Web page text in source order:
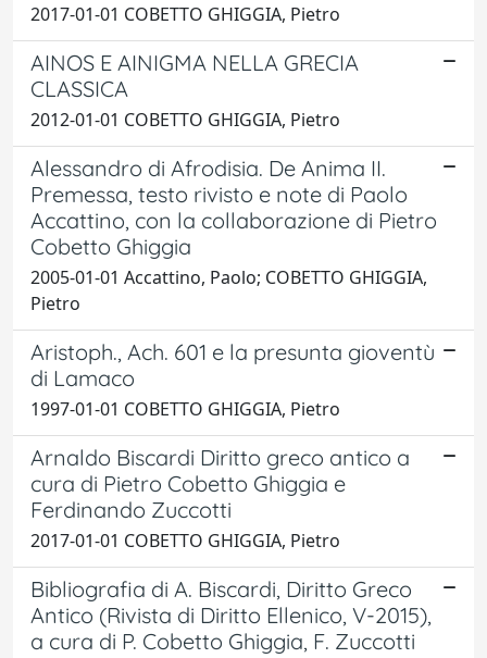
2017-01-01 COBETTO GHIGGIA, Pietro
AINOS E AINIGMA NELLA GRECIA
CLASSICA
2012-01-01 COBETTO GHIGGIA, Pietro
Alessandro di Afrodisia. De Anima II.
Premessa, testo rivisto e note di Paolo
Accattino, con la collaborazione di Pietro
Cobetto Ghiggia
2005-01-01 Accattino, Paolo; COBETTO GHIGGIA,
Pietro
Aristoph., Ach. 601 e la presunta gioventù
di Lamaco
1997-01-01 COBETTO GHIGGIA, Pietro
Arnaldo Biscardi Diritto greco antico a
cura di Pietro Cobetto Ghiggia e
Ferdinando Zuccotti
2017-01-01 COBETTO GHIGGIA, Pietro
Bibliografia di A. Biscardi, Diritto Greco
Antico (Rivista di Diritto Ellenico, V-2015),
a cura di P. Cobetto Ghiggia, F. Zuccotti